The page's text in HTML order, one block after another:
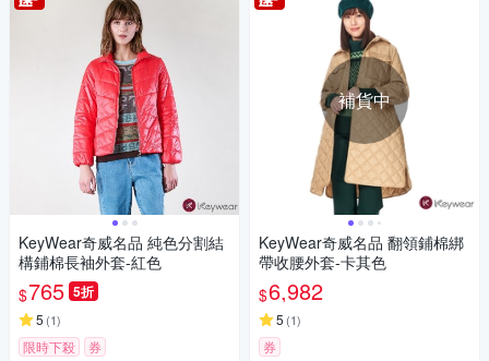
KeyWear奇威名品 純色分割結
構鋪棉長袖外套-紅色
$765 5折
5 (1)
限時下殺 券
補貨中
KeyWear奇威名品 翻領鋪棉綁
帶收腰外套-卡其色
$6,982
5 (1)
券